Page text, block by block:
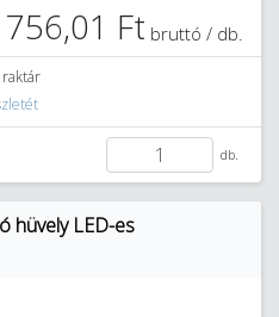
Ft bruttó / db.
raktár
db.
hüvely LED-es